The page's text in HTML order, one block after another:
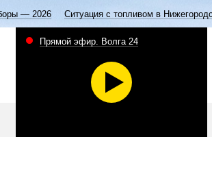
— 2026 Ситуация с топливом в
Прямой эфир. Волга 24